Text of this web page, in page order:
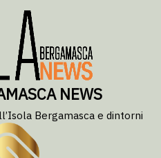
NEWS
Bergamasca e dintorni